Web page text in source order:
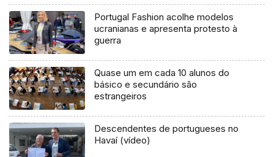
Portugal Fashion acolhe modelos
ucranianas e apresenta protesto à
guerra
Quase um em cada 10 alunos do
básico e secundário são
estrangeiros
Descendentes de portugueses no
Havaí (vídeo)